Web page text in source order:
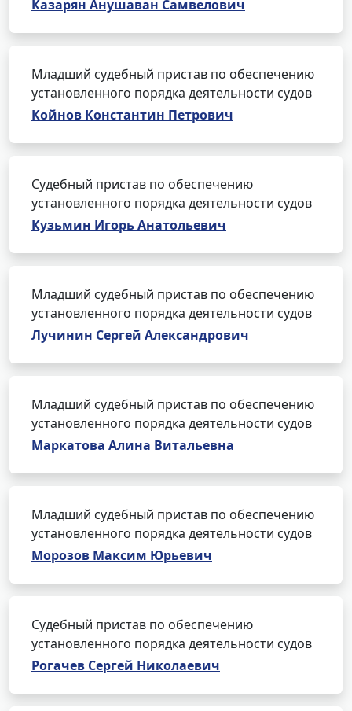
Казарян Анушаван Самвелович
Младший судебный пристав по обеспечению
установленного порядка деятельности судов
Койнов Константин Петрович
Судебный пристав по обеспечению
установленного порядка деятельности судов
Кузьмин Игорь Анатольевич
Младший судебный пристав по обеспечению
установленного порядка деятельности судов
Лучинин Сергей Александрович
Младший судебный пристав по обеспечению
установленного порядка деятельности судов
Маркатова Алина Витальевна
Младший судебный пристав по обеспечению
установленного порядка деятельности судов
Морозов Максим Юрьевич
Судебный пристав по обеспечению
установленного порядка деятельности судов
Рогачев Сергей Николаевич